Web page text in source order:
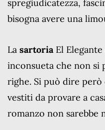
spregiudicatezza,
bisogna avere una
La sartoriaEl Elegante
inconsueta che non si
righe. Si può dire però
vestiti da provare a
romanzo non sarebbe